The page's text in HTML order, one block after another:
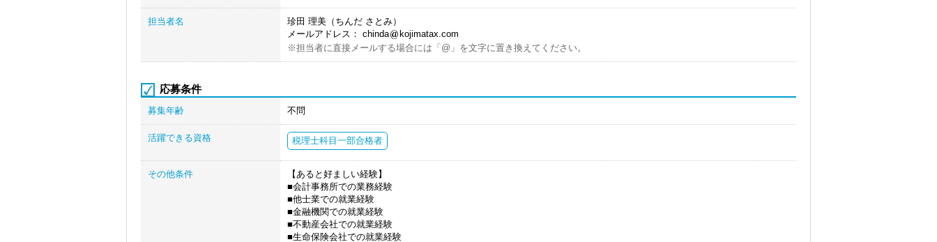
担当者名
珍田 理美（ちんだ さとみ）
メールアドレス： chinda
kojimatax.com
※担当者に直接メールする場合には「@」を文字に置き換えてください。
応募条件
募集年齢 不問
活躍できる資格 税理士科目一部合格者
その他条件
【あると好ましい経験】
■会計事務所での業務経験
■他士業での就業経験
■金融機関での就業経験
■不動産会社での就業経験
■生命保険会社での就業経験